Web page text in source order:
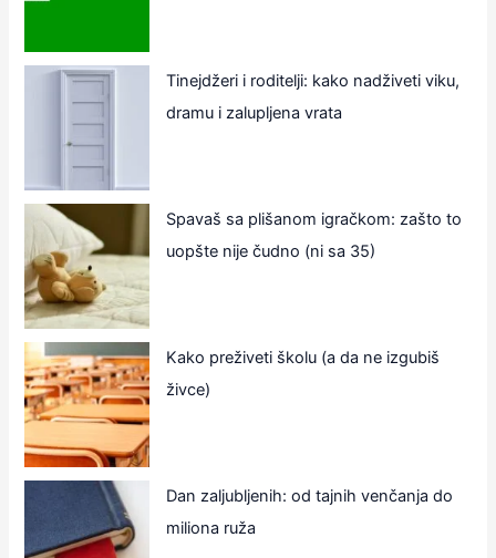
Tinejdžeri i roditelji: kako nadživeti viku,
dramu i zalupljena vrata
Spavaš sa plišanom igračkom: zašto to
uopšte nije čudno (ni sa 35)
Kako preživeti školu (a da ne izgubiš
živce)
Dan zaljubljenih: od tajnih venčanja do
miliona ruža